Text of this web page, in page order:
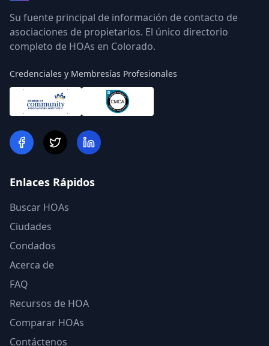
Su fuente principal de información de contacto de
asociaciones de propietarios. El único directorio
completo de HOAs en Colorado.
Credenciales y Membresías Profesionales
Enlaces Rápidos
Buscar HOAs
Ciudades
Condados
Acerca de
FAQ
Recursos de HOA
Comparar HOAs
Contáctenos